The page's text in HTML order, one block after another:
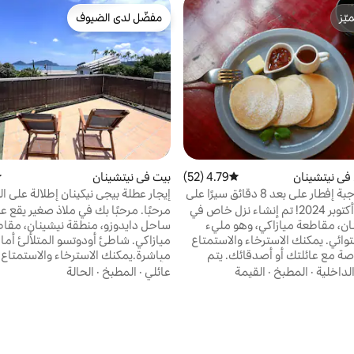
نيتشينان متوسط التقييم 4.79 من 5، 52 مراجعات
4.79 (52)
مقهى مع وجبة إفطار على بعد 8 دقائق سيرًا على
يوتسو للتسوق يوصى به للسفر
درايف منزل واحد
الافتتاح في أكتوبر 2024! تم إنشاء نزل خاص في
مقاطعة ميازاكي، وهو مليء
يمكنك الاسترخاء والاستمتاع
بمساحة خاصة مع عائلتك أو أصدقائك. يتم
في المقهى الشهير
· المطبخ · القيمة
مفضّل لدى الضيوف
مفضّل لدى الضيوف
بيت في نيتشينان
إيجار عطلة بيجي نيكينان إطلالة على
ياباني للإيجار
مرحبًا. مرحبًا بك في ملاذ صغير يقع
ساحل دايدوزو، منطقة نيشينان،
ميازاكي. شاطئ أودوتسو المتلألئ
مباشرة.يمكنك الاسترخاء
الأمواج في الخلفية. المسكن
قديمًا جيدًا يبدو وكأن الوقت قد
عائلي · المطبخ · الحالة